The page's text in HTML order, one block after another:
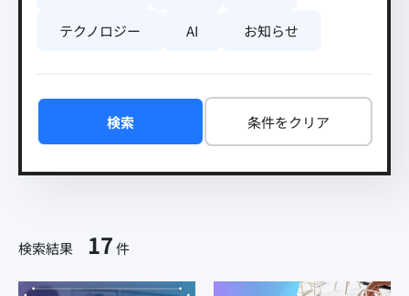
テクノロジー AI お知らせ
検索 条件をクリア
検索結果 17件